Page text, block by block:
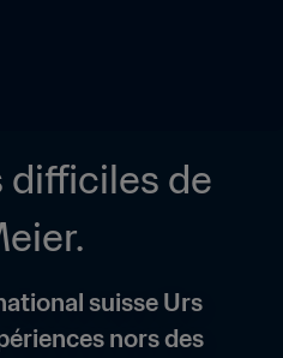
difficiles de
suisse Urs
nors des